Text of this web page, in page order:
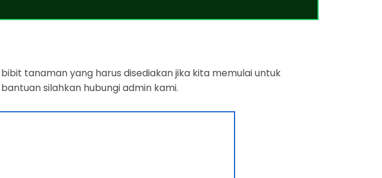
tanaman yang harus disediakan jika kita memulai untuk
silahkan hubungi admin kami.